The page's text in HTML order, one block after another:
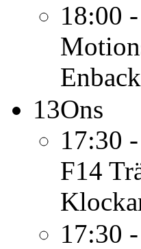
18:00
13Ons
17:30
F14
17:30